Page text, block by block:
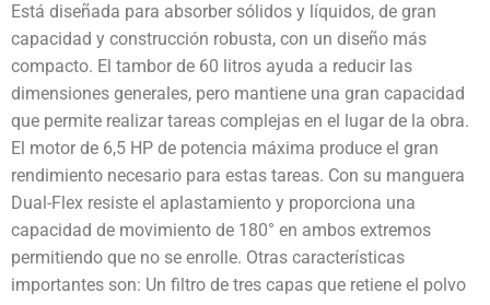
Está diseñada para absorber sólidos y líquidos, de gran
capacidad y construcción robusta, con un diseño más
compacto. El tambor de 60 litros ayuda a reducir las
dimensiones generales, pero mantiene una gran capacidad
que permite realizar tareas complejas en el lugar de la obra.
El motor de 6,5 HP de potencia máxima produce el gran
rendimiento necesario para estas tareas. Con su manguera
Dual-Flex resiste el aplastamiento y proporciona una
capacidad de movimiento de 180° en ambos extremos
permitiendo que no se enrolle. Otras características
importantes son: Un filtro de tres capas que retiene el polvo